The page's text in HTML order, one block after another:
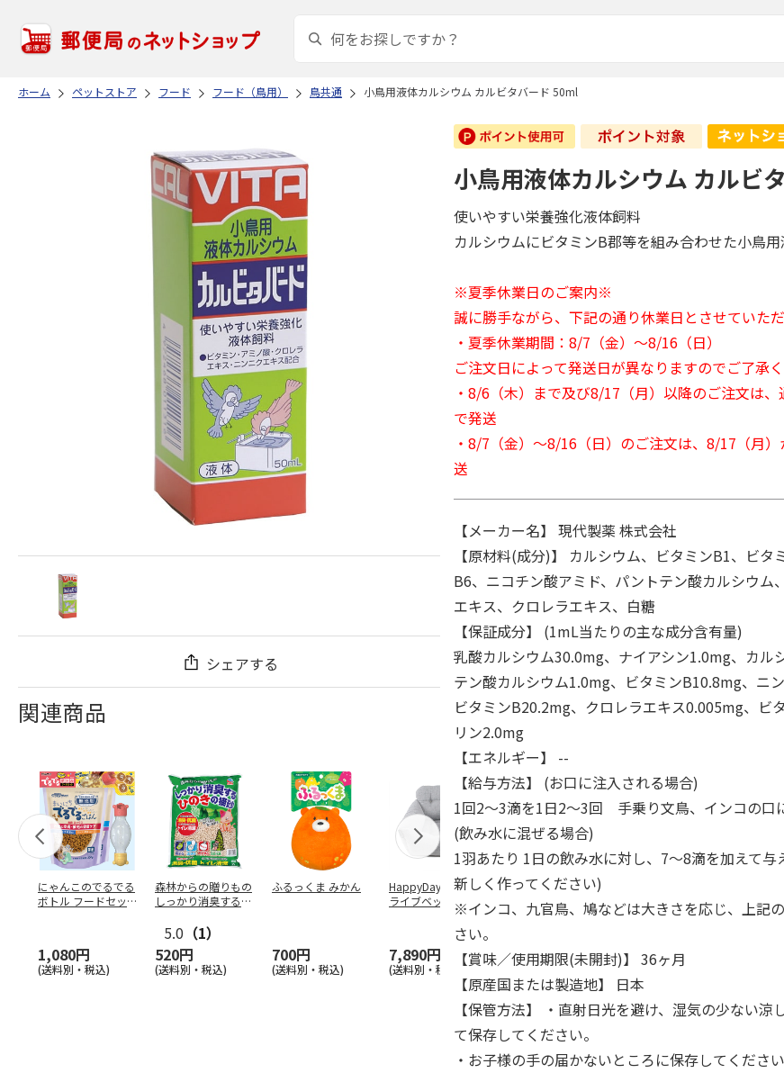
ホーム ペットストア フード フード（鳥用） 鳥共通 小鳥用液体カルシウム カルビタバード 50ml
シェアする
関連商品
にゃんこのでるでる
ボトル フードセッ
1,080円
(送料別・税込)
森林からの贈りもの
しっかり消臭するひ
5.0 （1）
520円
(送料別・税込)
ふるっくま みかん
700円
(送料別・税込)
HappyDays 2wayド
ライブベッド グレ
7,890円
(送料別・税込)
獣医師開発 ニオイ
をとる砂専用 猫ト
イレ ナチュラルグ
1,550円
(送料別・税込)
らない消臭・抗菌サ
ンド 4L
1,320円
(送料別・税込)
ムデン
ぐるぐ
小鳥用液体カルシウム カルビ
使いやすい栄養強化液体飼料
カルシウムにビタミンB郡等を組み合わせた小鳥
※夏季休業日のご案内※
誠に勝手ながら、下記の通り休業日とさせていただ
・夏季休業期間：8/7（金）～8/16（日）
ご注文日によって発送日が異なりますのでご了承く
・8/6（木）まで及び8/17（月）以降のご注文は
で発送
・8/7（金）～8/16（日）のご注文は、8/17（月
送
【メーカー名】 現代製薬 株式会社
【原材料(成分)】 カルシウム、ビタミンB1、ビタ
B6、ニコチン酸アミド、パントテン酸カルシウム
エキス、クロレラエキス、白糖
【保証成分】 (1mL当たりの主な成分含有量)
乳酸カルシウム30.0mg、ナイアシン1.0mg、カル
テン酸カルシウム1.0mg、ビタミンB10.8mg、ニ
ビタミンB20.2mg、クロレラエキス0.005mg、ビ
リン2.0mg
【エネルギー】 --
【給与方法】 (お口に注入される場合)
1回2～3滴を1日2～3回 手乗り文鳥、インコの口
(飲み水に混ぜる場合)
1羽あたり 1日の飲み水に対し、7～8滴を加えて与
新しく作ってください)
※インコ、九官鳥、鳩などは大きさを応じ、上記
さい。
【賞味／使用期限(未開封)】 36ヶ月
【原産国または製造地】 日本
【保管方法】 ・直射日光を避け、湿気の少ない涼
て保存してください。
・お子様の手の届かないところに保存してください